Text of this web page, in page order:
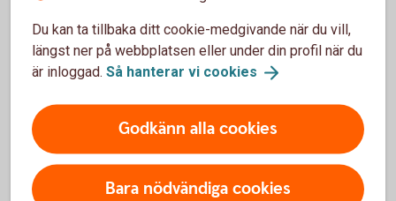
Jobba med täckningsbidraget
Historiskt sett är spannmålspriserna inte låga. Men
eftersom kostnaderna har ökat krymper marginalerna. Det
– Mitt bästa tips är att du som spannmålsodlare ska räkna
på det täckningsbidrag som ger lönsamhet utifrån just dina
förutsättningar på din gård. Stirra dig inte blind på
spannmålspriset. Utgå från vad som är ett rimligt
Du kan ta tillbaka ditt cookie-medgivande när du vill,
längst ner på webbplatsen eller under din profil när du
är inloggad. Så hanterar vi cookies
Godkänn alla cookies
Bara nödvändiga cookies